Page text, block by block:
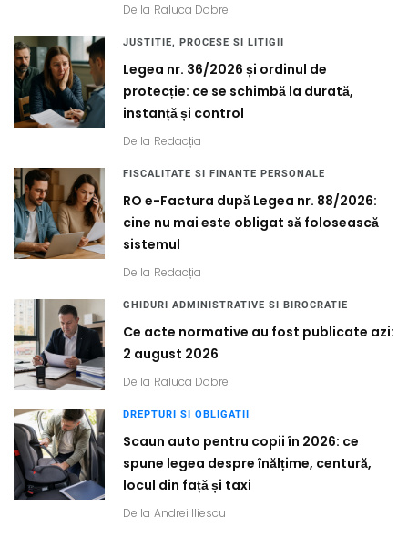
De la Raluca Dobre
JUSTITIE, PROCESE SI LITIGII
Legea nr. 36/2026 și ordinul de
protecție: ce se schimbă la durată,
instanță și control
De la Redacția
FISCALITATE SI FINANTE PERSONALE
RO e-Factura după Legea nr. 88/2026:
cine nu mai este obligat să folosească
sistemul
De la Redacția
GHIDURI ADMINISTRATIVE SI BIROCRATIE
Ce acte normative au fost publicate azi:
2 august 2026
De la Raluca Dobre
DREPTURI SI OBLIGATII
Scaun auto pentru copii în 2026: ce
spune legea despre înălțime, centură,
locul din față și taxi
De la Andrei Iliescu